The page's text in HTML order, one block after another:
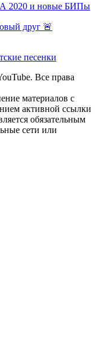
2020 и новые БИПы
друг 🚨
песенки
Все права
материалов с
активной ссылки
обязательным
сети или